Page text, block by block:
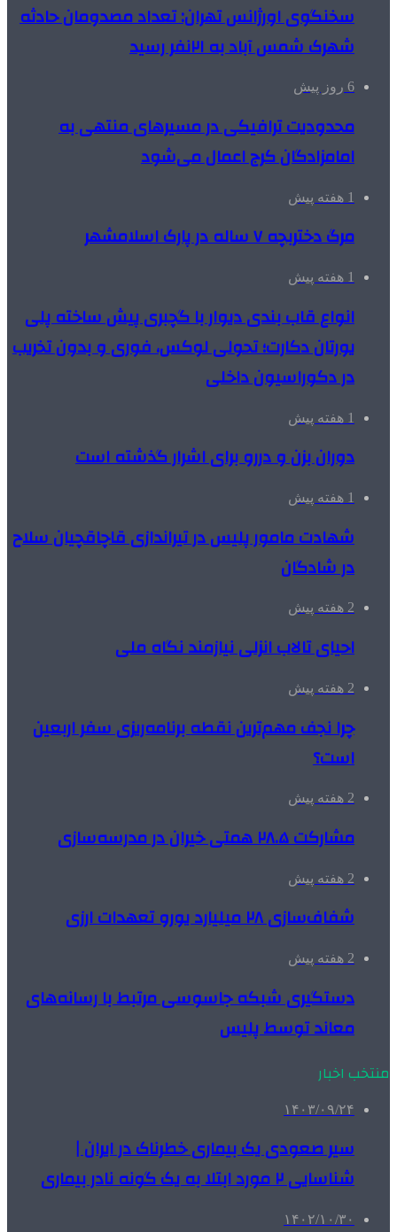
سخنگوی اورژانس تهران: تعداد مصدومان حادثه
شهرک شمس آباد به ۲۱نفر رسید
6 روز پیش
محدودیت ترافیکی در مسیرهای منتهی به
امامزادگان کرج اعمال می‌شود
1 هفته پیش
مرگ دختربچه ۷ ساله در پارک اسلامشهر
1 هفته پیش
انواع قاب بندی دیوار با گچبری پیش ساخته پلی
یورتان دکارت؛ تحولی لوکس، فوری و بدون تخریب
در دکوراسیون داخلی
1 هفته پیش
دوران بزن و دررو برای اشرار گذشته است
1 هفته پیش
شهادت مامور پلیس در تیراندازی قاچاقچیان سلاح
در شادگان
2 هفته پیش
احیای تالاب انزلی نیازمند نگاه ملی
2 هفته پیش
چرا نجف مهم‌ترین نقطه برنامه‌ریزی سفر اربعین
است؟
2 هفته پیش
مشارکت ۲۸.۵ همتی خیران در مدرسه‌سازی
2 هفته پیش
شفاف‌سازی ۲۸ میلیارد یورو تعهدات ارزی
2 هفته پیش
دستگیری شبکه جاسوسی مرتبط با رسانه‌های
معاند توسط پلیس
منتخب اخبار
۱۴۰۳/۰۹/۲۴
سیر صعودی یک بیماری خطرناک در ایران |
شناسایی ۲ مورد ابتلا به یک گونه نادر بیماری
۱۴۰۲/۱۰/۳۰